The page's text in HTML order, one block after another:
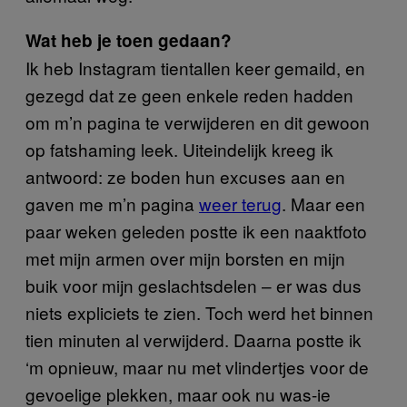
Wat heb je toen gedaan?
Ik heb Instagram tientallen keer gemaild, en
gezegd dat ze geen enkele reden hadden
om m’n pagina te verwijderen en dit gewoon
op fatshaming leek. Uiteindelijk kreeg ik
antwoord: ze boden hun excuses aan en
gaven me m’n pagina weer terug. Maar een
paar weken geleden postte ik een naaktfoto
met mijn armen over mijn borsten en mijn
buik voor mijn geslachtsdelen – er was dus
niets expliciets te zien. Toch werd het binnen
tien minuten al verwijderd. Daarna postte ik
‘m opnieuw, maar nu met vlindertjes voor de
gevoelige plekken, maar ook nu was-ie